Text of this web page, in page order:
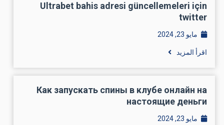
Ultrabet bahis adresi güncellemeleri için
twitter
مايو 23, 2024
اقرأ المزيد
Как запускать спины в клубе онлайн на
настоящие деньги
مايو 23, 2024